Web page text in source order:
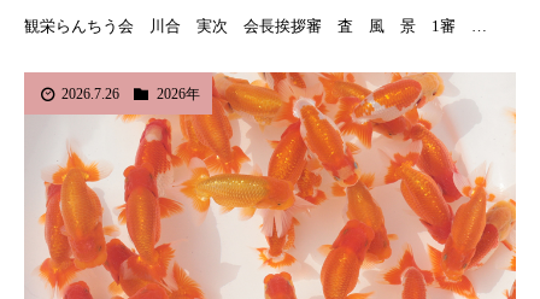
観栄らんちう会 川合 実次 会長挨拶審 査 風 景 1審 …
2026.7.26 2026年